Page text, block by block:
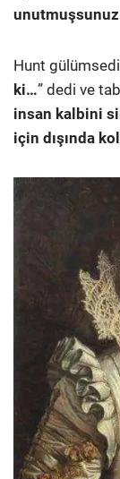
Hunt
ki…” dedi ve
insan kalbini
için dışında